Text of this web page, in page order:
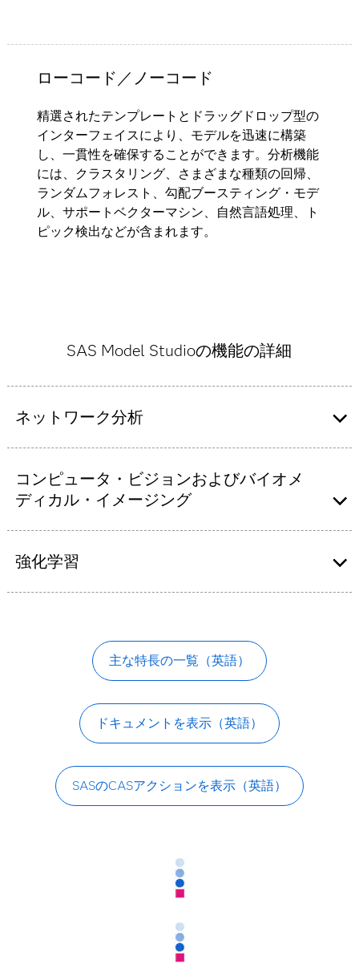
ローコード／ノーコード
精選されたテンプレートとドラッグドロップ型の
インターフェイスにより、モデルを迅速に構築
し、一貫性を確保することができます。分析機能
には、クラスタリング、さまざまな種類の回帰、
ランダムフォレスト、勾配ブースティング・モデ
ル、サポートベクターマシン、自然言語処理、ト
ピック検出などが含まれます。
SAS Model Studioの機能の詳細
ネットワーク分析
用してデータマイニングと機械学習のアプローチを強
化し、明示的または暗黙的にビジネスデータの一部で
構造を探索します。
コンピュータ・ビジョンおよびバイオメ
ディカル・イメージング
画像を取得して分析します。画像の注釈付けなど、生
ーをサポートします。
強化学習
これにより、カスタム環境をサポートしながら連続し
た意思決定の際に起きる問題を解決します。
主な特長の一覧（英語）
ドキュメントを表示（英語）
SASのCASアクションを表示（英語）